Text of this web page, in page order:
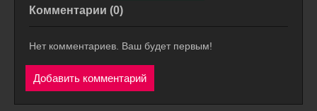
Комментарии (0)
Нет комментариев. Ваш будет первым!
Добавить комментарий